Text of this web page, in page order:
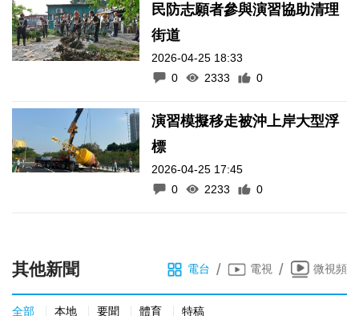
民防志願者參與演習協助清理
街道
2026-04-25 18:33
0
2333 0
演習模擬移走被沖上岸大型浮
標
2026-04-25 17:45
0
2233 0
其他新聞 電台 / 電視 / 微視頻
全部 本地 要聞 體育 特稿